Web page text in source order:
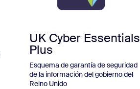
UK Cyber Essentials
Plus
Esquema de garantía de seguridad
de la información del gobierno del
Reino Unido